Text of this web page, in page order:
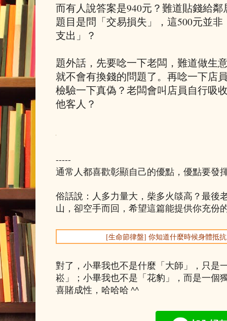
而有人說答案是940元？難道貼錢給鄰
題目是問「交易損失」，這500元並
支出」？
題外話，先要唸一下老闆，難道做生
就不會有換錢的問題了。再唸一下店
檢驗一下真偽？老闆會叫店員自行吸
他客人？
-----
通常人都喜歡彰顯自己的優點，優點要發
俗話說：人多力量大，柴多火燄高？最後
山，卻空手而回，希望這篇能提供你充份
[生命節律盤] 你知道什麼時候身體抵
對了，小畢我也不是什麼「大師」，只是
崧」；小畢我也不是「花豹」，而是一個
喜賭成性，哈哈哈 ^^